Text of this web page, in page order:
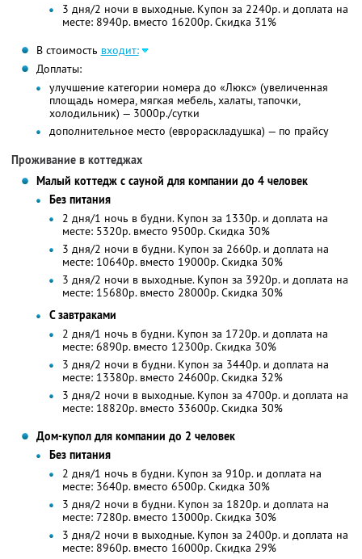
3 дня/2 ночи в выходные. Купон за 2240р. и доплата на
месте: 8940р. вместо 16200р. Скидка 31%
В стоимость входит:
Доплаты:
улучшение категории номера до «Люкс» (увеличенная
площадь номера, мягкая мебель, халаты, тапочки,
холодильник) — 3000р./сутки
дополнительное место (еврораскладушка) — по прайсу
Проживание в коттеджах
Малый коттедж с сауной для компании до 4 человек
Без питания
2 дня/1 ночь в будни. Купон за 1330р. и доплата на
месте: 5320р. вместо 9500р. Скидка 30%
3 дня/2 ночи в будни. Купон за 2660р. и доплата на
месте: 10640р. вместо 19000р. Скидка 30%
3 дня/2 ночи в выходные. Купон за 3920р. и доплата на
месте: 15680р. вместо 28000р. Скидка 30%
С завтраками
2 дня/1 ночь в будни. Купон за 1720р. и доплата на
месте: 6890р. вместо 12300р. Скидка 30%
3 дня/2 ночи в будни. Купон за 3440р. и доплата на
месте: 13380р. вместо 24600р. Скидка 32%
3 дня/2 ночи в выходные. Купон за 4700р. и доплата на
месте: 18820р. вместо 33600р. Скидка 30%
Дом-купол для компании до 2 человек
Без питания
2 дня/1 ночь в будни. Купон за 910р. и доплата на
месте: 3640р. вместо 6500р. Скидка 30%
3 дня/2 ночи в будни. Купон за 1820р. и доплата на
месте: 7280р. вместо 13000р. Скидка 30%
3 дня/2 ночи в выходные. Купон за 2400р. и доплата на
месте: 8960р. вместо 16000р. Скидка 29%